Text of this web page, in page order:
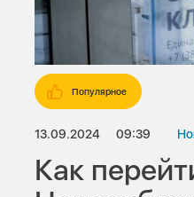
Популярное
13.09.2024 09:39
Как